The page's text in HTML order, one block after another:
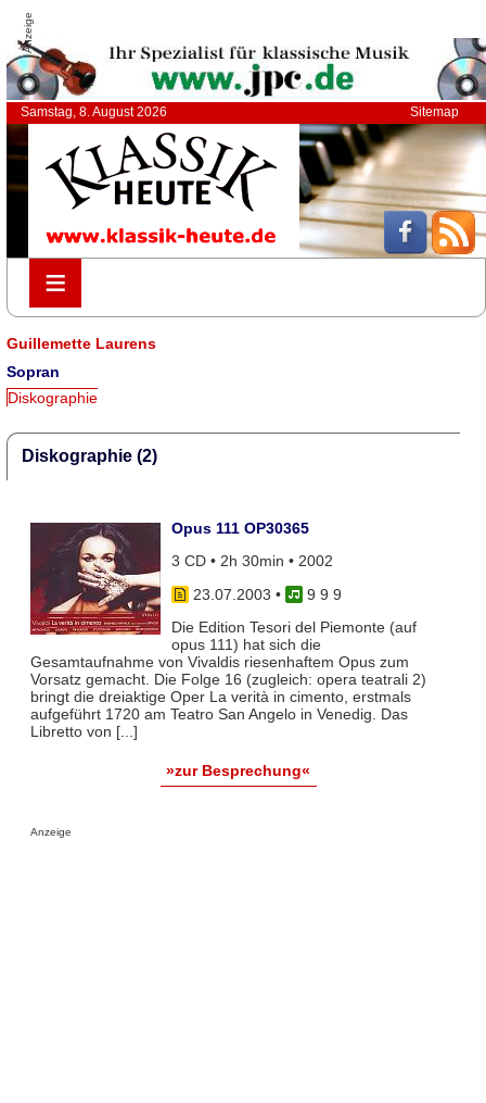
Anzeige
Samstag, 8. August 2026 Sitemap
≡
≡
Guillemette Laurens
Sopran
Diskographie
Diskographie (2)
Opus 111 OP30365
3 CD • 2h 30min • 2002
23.07.2003 •
9 9 9
Die Edition Tesori del Piemonte (auf
opus 111) hat sich die
Gesamtaufnahme von Vivaldis riesenhaftem Opus zum
Vorsatz gemacht. Die Folge 16 (zugleich: opera teatrali 2)
bringt die dreiaktige Oper La verità in cimento, erstmals
aufgeführt 1720 am Teatro San Angelo in Venedig. Das
Libretto von [...]
»zur Besprechung«
Anzeige